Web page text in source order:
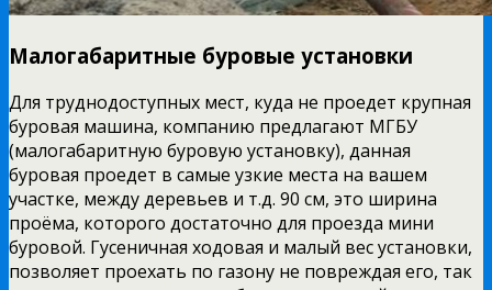
Малогабаритные буровые установки
Для труднодоступных мест, куда не проедет крупная
буровая машина, компанию предлагают МГБУ
(малогабаритную буровую установку), данная
буровая проедет в самые узкие места на вашем
участке, между деревьев и т.д. 90 см, это ширина
проёма, которого достаточно для проезда мини
буровой. Гусеничная ходовая и малый вес установки,
позволяет проехать по газону не повреждая его, так